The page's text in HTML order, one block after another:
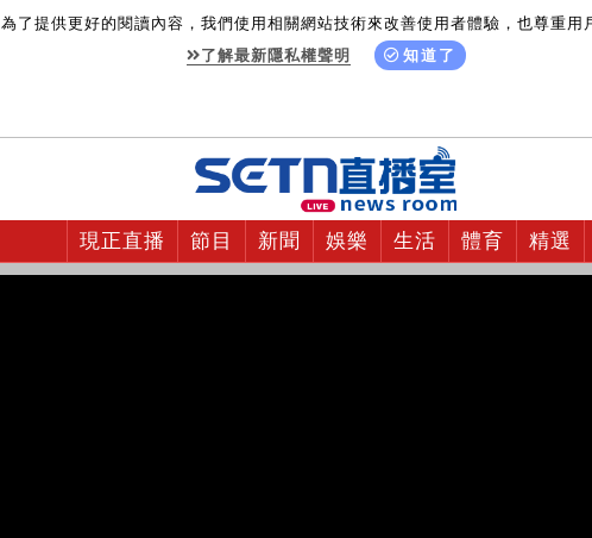
為了提供更好的閱讀內容，我們使用相關網站技術來改善使用者體驗，也尊重用
了解最新隱私權聲明
知道了
現正直播 節目 新聞 娛樂 生活 體育 精選